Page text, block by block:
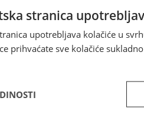
stranica
upotrebljava kolačiće u
prihvaćate sve kolačiće